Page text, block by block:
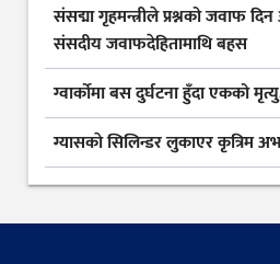
संसद्मा गृहमन्त्रीले प्रश्नको जवाफ
संसदीय जवाफदेहितामाथि बहस
ग्वार्कोमा बस दुर्घटना हुँदा एकको
ग्यासकाे सिलिन्डर लुकाएर कृत्रिम